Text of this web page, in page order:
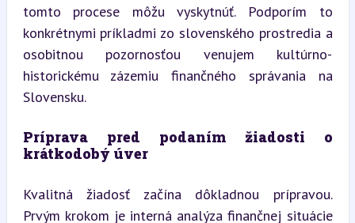
tomto procese môžu vyskytnúť. Podporím to
konkrétnymi príkladmi zo slovenského prostredia a
osobitnou pozornosťou venujem kultúrno-
historickému zázemiu finančného správania na
Slovensku.
Príprava pred podaním žiadosti o
krátkodobý úver
Kvalitná žiadosť začína dôkladnou prípravou.
Prvým krokom je interná analýza finančnej situácie